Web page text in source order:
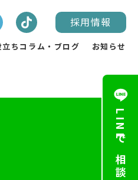
立ちコラム・ブログ お知らせ
採用情報
LINEで相談